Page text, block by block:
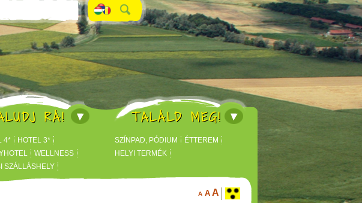
4*
HOTEL 3*
WELLNESS
SZÁLLÁSHELY
HOTEL
SZÍNPAD, PÓDIUM
ÉTTEREM
HELYI TERMÉK
RÁ! TALÁLD MEG!
A A A